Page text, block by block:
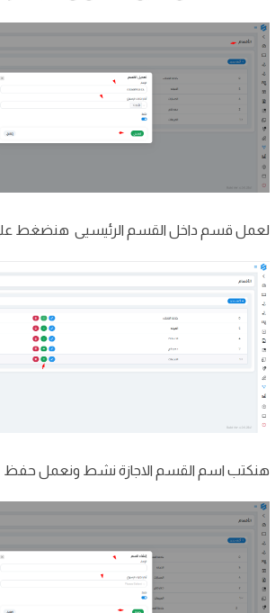
لعمل قسم داخل القسم الرئيسيى هنضغط على
هنكتب اسم القسم الاجازة نشط ونعمل حفظ